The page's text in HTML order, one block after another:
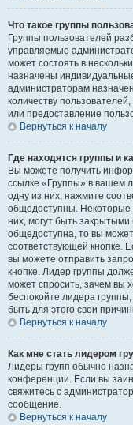
Что такое группы
Группы пользователей
управляемые
может состоять в
назначены
администраторам
количеству
или предоставление
Вернуться к началу
Где находятся группы и
Вы можете получить
ссылке «Группы» в вашем
одну из них, нажмите
общедоступны. Некоторые
них, могут быть
общедоступна, то вы
соответствующей кнопке.
вы можете отправить
кнопке. Лидер группы
может спросить, зачем вы
беспокойте лидера
быть для этого свои
Вернуться к началу
Как мне стать лидером
Лидеры групп обычно
конференции. Если вы
свяжитесь с
сообщение.
Вернуться к началу